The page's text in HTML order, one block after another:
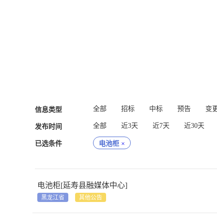
信息类型 全部 招标 中标 预告 变
发布时间 全部 近3天 近7天 近30天
已选条件 电池柜 ×
电池柜[延寿县融媒体中心]
黑龙江省 其他公告